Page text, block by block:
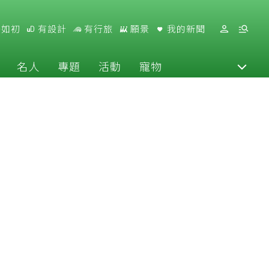
初 有設計 有行旅 願景 我的新聞
名人 專題 活動 寵物